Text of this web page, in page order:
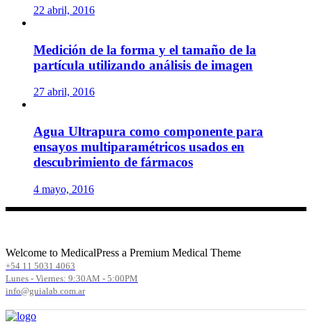
22 abril, 2016
Medición de la forma y el tamaño de la
partícula utilizando análisis de imagen
27 abril, 2016
Agua Ultrapura como componente para
ensayos multiparamétricos usados en
descubrimiento de fármacos
4 mayo, 2016
Welcome to MedicalPress a Premium Medical Theme
+54 11 5031 4063
Lunes - Viernes: 9:30AM - 5:00PM
info@guialab.com.ar